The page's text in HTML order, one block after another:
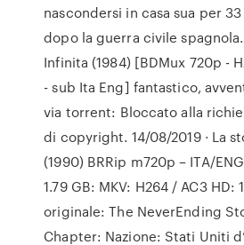
nascondersi in casa sua per
dopo la guerra civile
Infinita (1984) [BDMux 720p -
- sub Ita Eng] fantastico,
via torrent: Bloccato alla
di copyright. 14/08/2019 · La
(1990) BRRip m720p – ITA/
1.79 GB: MKV: H264 / AC3 HD:
originale: The NeverEnding
Chapter: Nazione: Stati Uniti